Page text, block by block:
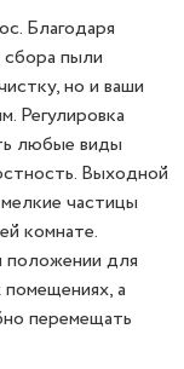
Благодаря
пыли
но и ваши
Регулировка
любые виды
Выходной
частицы
комнате.
положении для
а
перемещать